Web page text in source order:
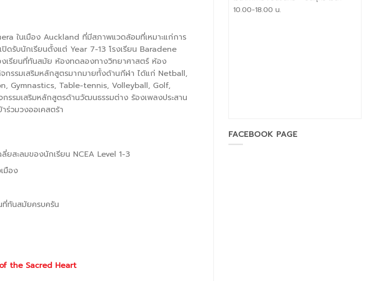
ในเมือง Auckland ที่มีสภาพแวดล้อมที่เหมาะแก่การ
ดรับนักเรียนตั้งแต่ Year 7-13 โรงเรียน Baradene
งเรียนที่ทันสมัย ห้องทดลองทางวิทยาศาสตร์ ห้อง
กรรมเสริมหลักสูตรมากมายทั้งด้านกีฬา ได้แก่ Netball,
Gymnastics, Table-tennis, Volleyball, Golf,
รรมเสริมหลักสูตรด้านวัฒนธรรมต่าง ร้องเพลงประสาน
ร่วมวงออเคสตร้า
ยสะลมของนักเรียน NCEA Level 1-3
มือง
ที่ทันสมัยครบครัน
of the Sacred Heart
10.00-18.00 น.
FACEBOOK PAGE